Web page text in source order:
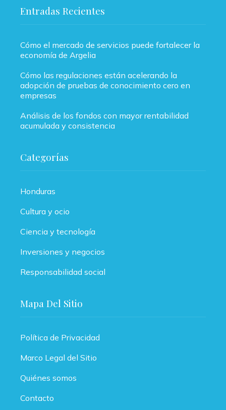
Entradas Recientes
Cómo el mercado de servicios puede fortalecer la
economía de Argelia
Cómo las regulaciones están acelerando la
adopción de pruebas de conocimiento cero en
empresas
Análisis de los fondos con mayor rentabilidad
acumulada y consistencia
Categorías
Honduras
Cultura y ocio
Ciencia y tecnología
Inversiones y negocios
Responsabilidad social
Mapa Del Sitio
Política de Privacidad
Marco Legal del Sitio
Quiénes somos
Contacto